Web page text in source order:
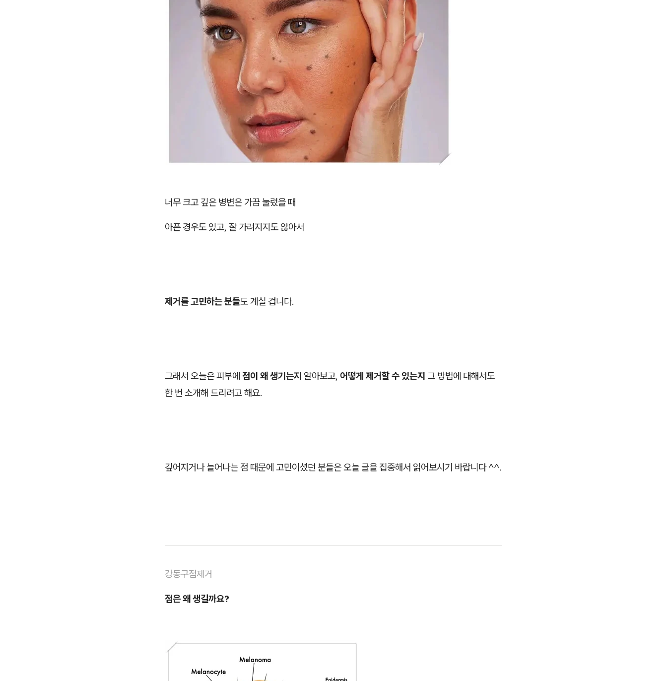
너무 크고 깊은 병변은 가끔 눌렀을 때
아픈 경우도 있고, 잘 가려지지도 않아서
제거를 고민하는 분들도 계실 겁니다.
그래서 오늘은 피부에 점이 왜 생기는지 알아보고, 어떻게 제거할 수 있는지 그 방법에 대해서도
한 번 소개해 드리려고 해요.
깊어지거나 늘어나는 점 때문에 고민이셨던 분들은 오늘 글을 집중해서 읽어보시기 바랍니다 ^^.
강동구점제거
점은 왜 생길까요?